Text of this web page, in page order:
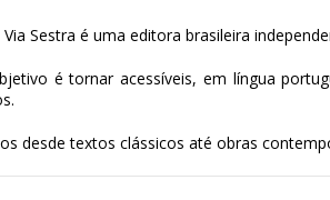
Via Sestra é uma editora brasileira
é tornar acessíveis, em língua
desde textos clássicos até obras